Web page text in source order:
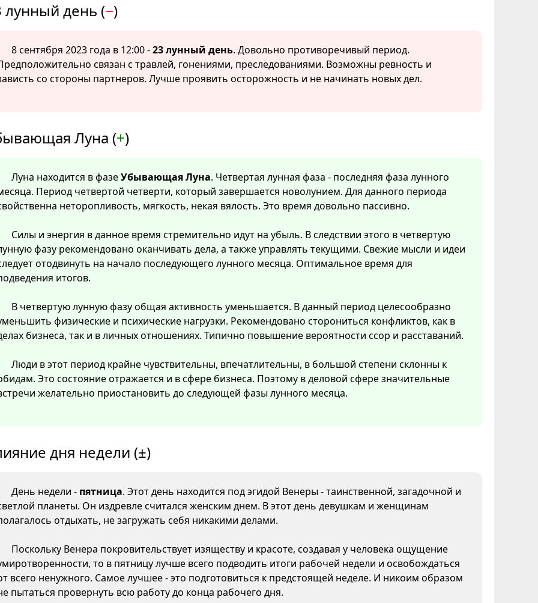
лунный день (−)
8 сентября 2023 года в 12:00 -23 лунный день. Довольно противоречивый период.
связан с травлей, гонениями, преследованиями. Возможны ревность и
со стороны партнеров. Лучше проявить осторожность и не начинать новых дел.
Луна (+)
Луна находится в фазеУбывающая Луна. Четвертая лунная фаза - последняя фаза лунного
Период четвертой четверти, который завершается новолунием. Для данного периода
неторопливость, мягкость, некая вялость. Это время довольно пассивно.
Силы и энергия в данное время стремительно идут на убыль. В следствии этого в четвертую
фазу рекомендовано оканчивать дела, а также управлять текущими. Свежие мысли и идеи
отодвинуть на начало последующего лунного месяца. Оптимальное время для
итогов.
В четвертую лунную фазу общая активность уменьшается. В данный период целесообразно
физические и психические нагрузки. Рекомендовано сторониться конфликтов, как в
бизнеса, так и в личных отношениях. Типично повышение вероятности ссор и расставаний.
Люди в этот период крайне чувствительны, впечатлительны, в большой степени склонны к
Это состояние отражается и в сфере бизнеса. Поэтому в деловой сфере значительные
желательно приостановить до следующей фазы лунного месяца.
дня недели (±)
День недели - пятница. Этот день находится под эгидой Венеры - таинственной, загадочной и
планеты. Он издревле считался женским днем. В этот день девушкам и женщинам
отдыхать, не загружать себя никакими делами.
Поскольку Венера покровительствует изяществу и красоте, создавая у человека ощущение
то в пятницу лучше всего подводить итоги рабочей недели и освобождаться
всего ненужного. Самое лучшее - это подготовиться к предстоящей неделе. И никоим образом
пытаться провернуть всю работу до конца рабочего дня.